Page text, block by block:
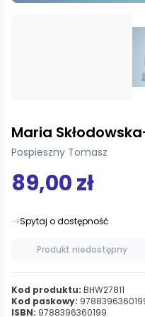
Maria
Pospieszny Tomasz
89,00 zł
Spytaj o dostępność
Produkt niedostępny
Kod produktu: BHW27811
Kod paskowy:
ISBN: 9788396360199